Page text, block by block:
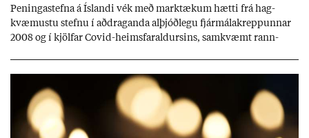
Pen­inga­stefna á Ís­landi vék með mark­tæk­um hætti frá hag­
kvæm­ustu stefnu í að­drag­anda al­þjóð­legu fjár­málakrepp­unn­ar
2008 og í kjöl­far Covid-heims­far­ald­urs­ins, sam­kvæmt rann­